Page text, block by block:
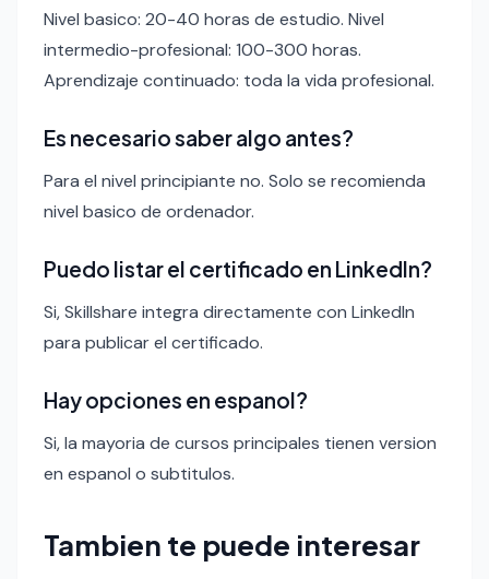
Nivel basico: 20-40 horas de estudio. Nivel
intermedio-profesional: 100-300 horas.
Aprendizaje continuado: toda la vida profesional.
Es necesario saber algo antes?
Para el nivel principiante no. Solo se recomienda
nivel basico de ordenador.
Puedo listar el certificado en LinkedIn?
Si, Skillshare integra directamente con LinkedIn
para publicar el certificado.
Hay opciones en espanol?
Si, la mayoria de cursos principales tienen version
en espanol o subtitulos.
Tambien te puede interesar